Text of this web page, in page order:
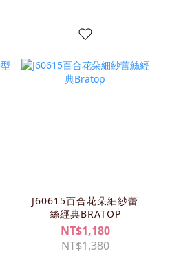
J60615百合花朵細紗蕾
絲經典BRATOP
NT$1,180
NT$1,380